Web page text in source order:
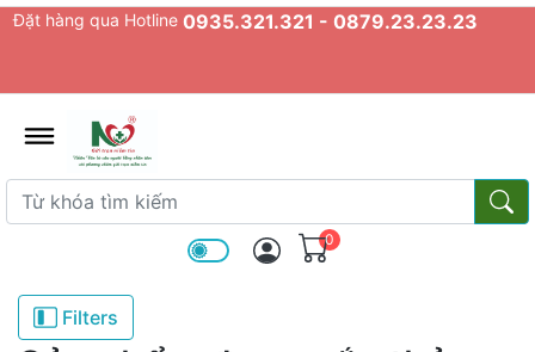
Đặt hàng qua Hotline 0935.321.321 - 0879.23.23.23
Từ khóa tìm kiếm
Từ
0
Filters